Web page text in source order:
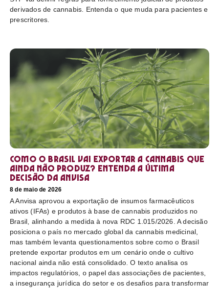
derivados de cannabis. Entenda o que muda para pacientes e
prescritores.
Como o Brasil vai exportar a cannabis que
ainda não produz? Entenda a última
decisão da Anvisa
8 de maio de 2026
A Anvisa aprovou a exportação de insumos farmacêuticos
ativos (IFAs) e produtos à base de cannabis produzidos no
Brasil, alinhando a medida à nova RDC 1.015/2026. A decisão
posiciona o país no mercado global da cannabis medicinal,
mas também levanta questionamentos sobre como o Brasil
pretende exportar produtos em um cenário onde o cultivo
nacional ainda não está consolidado. O texto analisa os
impactos regulatórios, o papel das associações de pacientes,
a insegurança jurídica do setor e os desafios para transformar